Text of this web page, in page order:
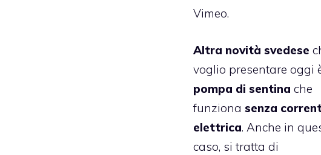
Vimeo.
Altra novità svedese
voglio presentare oggi
pompa di sentina che
funzionasenza
elettrica. Anche in
caso, si tratta di